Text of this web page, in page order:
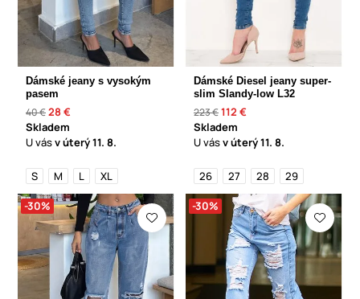
Dámské jeany s vysokým
pasem
40 €28 €
Skladem
U vásv úterý11. 8.
S M L XL
Dámské Diesel jeany super-
slim Slandy-low L32
223 €112 €
Skladem
U vásv úterý11. 8.
26 27 28 29
-30% -30%